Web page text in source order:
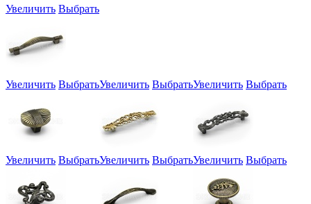
Увеличить Выбрать
Увеличить ВыбратьУвеличить ВыбратьУвеличить Выбрать
Увеличить ВыбратьУвеличить ВыбратьУвеличить Выбрать